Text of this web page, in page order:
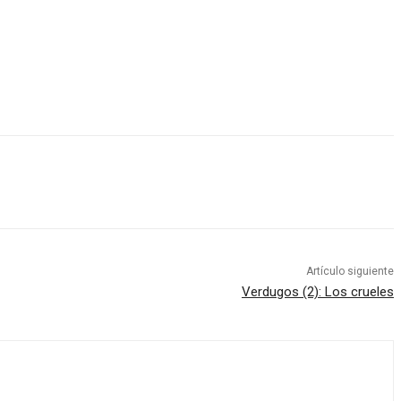
Artículo siguiente
Verdugos (2): Los crueles